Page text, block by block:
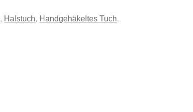
, Halstuch, Handgehäkeltes Tuch,